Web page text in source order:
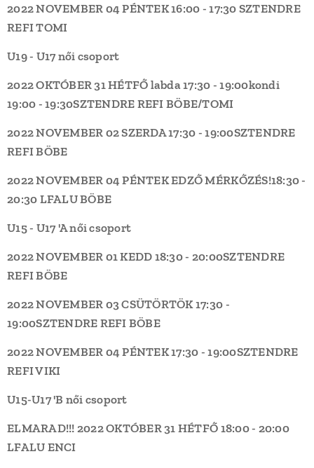
2022 NOVEMBER 04 PÉNTEK16:00 - 17:30 SZTENDRE
REFITOMI
U19 - U17 női csoport
2022 OKTÓBER 31 HÉTFŐ labda 17:30 - 19:00kondi
19:00 - 19:30SZTENDRE REFI BÖBE/TOMI
2022 NOVEMBER 02 SZERDA17:30 - 19:00SZTENDRE
REFIBÖBE
2022 NOVEMBER 04 PÉNTEKEDZŐ MÉRKŐZÉS!18:30 -
20:30 LFALUBÖBE
U15 - U17 'A női csoport
2022 NOVEMBER 01 KEDD 18:30 - 20:00SZTENDRE
REFIBÖBE
2022 NOVEMBER 03 CSÜTÖRTÖK17:30 -
19:00SZTENDRE REFI BÖBE
2022 NOVEMBER 04 PÉNTEK17:30 - 19:00SZTENDRE
REFIVIKI
U15-U17 'B női csoport
ELMARAD!!! 2022 OKTÓBER 31 HÉTFŐ 18:00 - 20:00
LFALU ENCI